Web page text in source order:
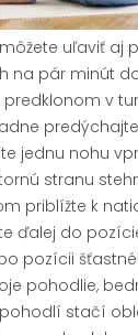
uľaviť aj
na pár minút
predklonom v
jednu nohu
stranu
priblížte k
ďalej do
pozícii
pohodlie,
stačí